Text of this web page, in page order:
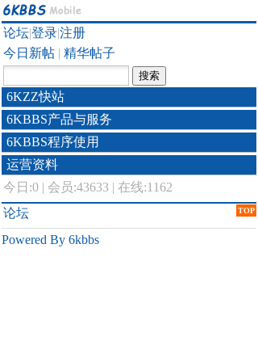
论坛|登录|注册
今日新帖 | 精华帖子
6KZZ快站
6KBBS产品与服务
6KBBS程序使用
运营资料
今日:0 | 会员:43633 | 在线:1162
TOP
论坛
Powered By 6kbbs